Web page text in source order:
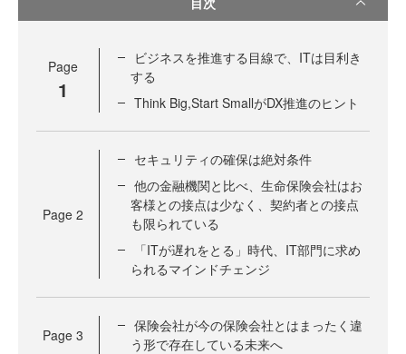
Page
1
ビジネスを推進する目線で、ITは目利き
する
Think Big,Start SmallがDX推進のヒント
Page 2
セキュリティの確保は絶対条件
他の金融機関と比べ、生命保険会社はお
客様との接点は少なく、契約者との接点
も限られている
「ITが遅れをとる」時代、IT部門に求め
られるマインドチェンジ
Page 3
保険会社が今の保険会社とはまったく違
う形で存在している未来へ